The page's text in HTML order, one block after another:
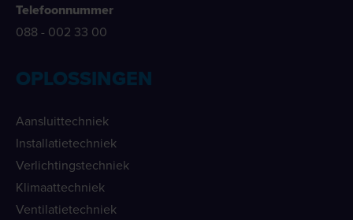
Telefoonnummer
088 - 002 33 00
OPLOSSINGEN
Aansluittechniek
Installatietechniek
Verlichtingstechniek
Klimaattechniek
Ventilatietechniek